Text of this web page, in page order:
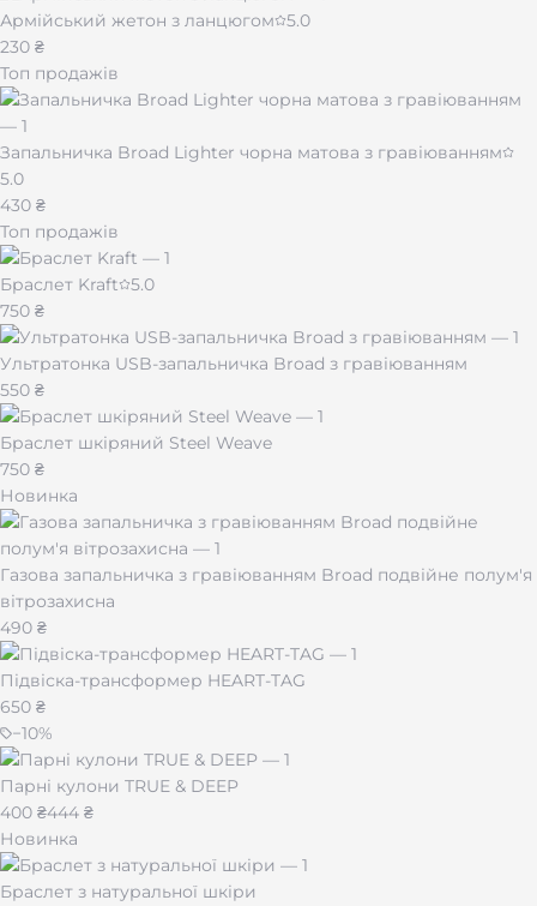
Армійський жетон з ланцюгом
5.0
230 ₴
Топ продажів
Запальничка Broad Lighter чорна матова з гравіюванням
5.0
430 ₴
Топ продажів
Браслет Kraft
5.0
750 ₴
Ультратонка USB-запальничка Broad з гравіюванням
550 ₴
Браслет шкіряний Steel Weave
750 ₴
Новинка
Газова запальничка з гравіюванням Broad подвійне полум'я
вітрозахисна
490 ₴
Підвіска-трансформер HEART-TAG
650 ₴
−10%
Парні кулони TRUE & DEEP
400 ₴444 ₴
Новинка
Браслет з натуральної шкіри